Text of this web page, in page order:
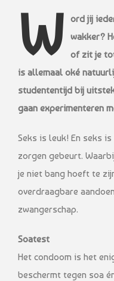
W ord jij
wakker?
of zit je
is allemaal oké
studententijd bij
gaan experimenteren
Seks is leuk! En seks
zorgen gebeurt.
je niet bang hoeft te
overdraagbare
zwangerschap.
Soatest
Het condoom is het
beschermt tegen soa